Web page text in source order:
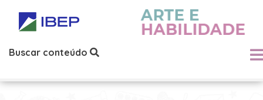
Buscar conteúdo